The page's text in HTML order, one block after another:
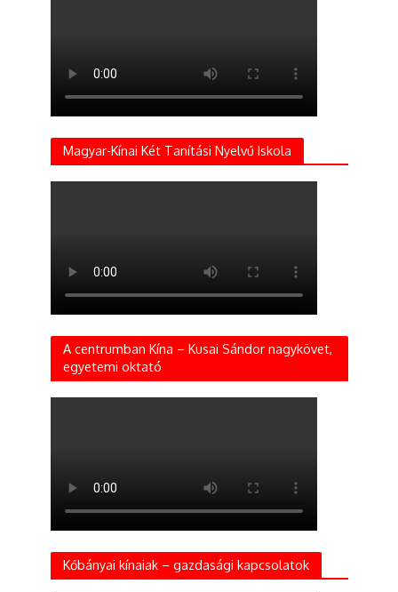
Magyar-Kínai Két Tanítási Nyelvű Iskola
A centrumban Kína – Kusai Sándor nagykövet,
egyetemi oktató
Kőbányai kínaiak – gazdasági kapcsolatok